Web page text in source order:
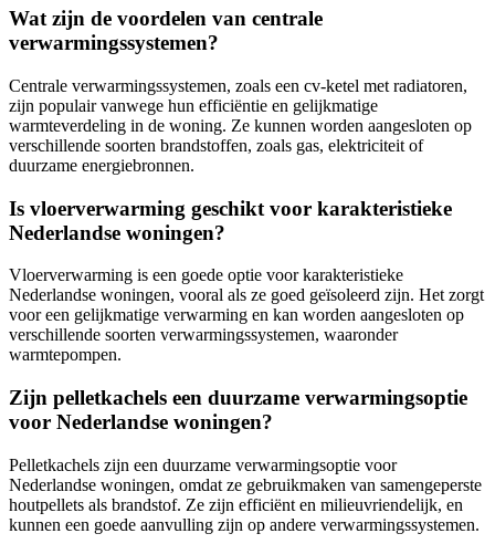
Wat zijn de voordelen van centrale
verwarmingssystemen?
Centrale verwarmingssystemen, zoals een cv-ketel met radiatoren,
zijn populair vanwege hun efficiëntie en gelijkmatige
warmteverdeling in de woning. Ze kunnen worden aangesloten op
verschillende soorten brandstoffen, zoals gas, elektriciteit of
duurzame energiebronnen.
Is vloerverwarming geschikt voor karakteristieke
Nederlandse woningen?
Vloerverwarming is een goede optie voor karakteristieke
Nederlandse woningen, vooral als ze goed geïsoleerd zijn. Het zorgt
voor een gelijkmatige verwarming en kan worden aangesloten op
verschillende soorten verwarmingssystemen, waaronder
warmtepompen.
Zijn pelletkachels een duurzame verwarmingsoptie
voor Nederlandse woningen?
Pelletkachels zijn een duurzame verwarmingsoptie voor
Nederlandse woningen, omdat ze gebruikmaken van samengeperste
houtpellets als brandstof. Ze zijn efficiënt en milieuvriendelijk, en
kunnen een goede aanvulling zijn op andere verwarmingssystemen.